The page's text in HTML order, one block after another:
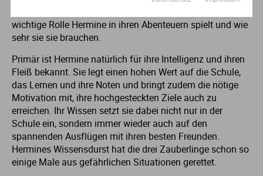
wichtige Rolle Hermine in ihren Abenteuern spielt und wie
sehr sie sie brauchen.
Primär ist Hermine natürlich für ihre Intelligenz und ihren
Fleiß bekannt. Sie legt einen hohen Wert auf die Schule,
das Lernen und ihre Noten und bringt zudem die nötige
Motivation mit, ihre hochgesteckten Ziele auch zu
erreichen. Ihr Wissen setzt sie dabei nicht nur in der
Schule ein, sondern immer wieder auch auf den
spannenden Ausflügen mit ihren besten Freunden.
Hermines Wissensdurst hat die drei Zauberlinge schon so
einige Male aus gefährlichen Situationen gerettet.